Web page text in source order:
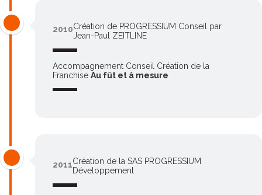
2010Création de PROGRESSIUM Conseil par
Jean-Paul ZEITLINE
Accompagnement Conseil Création de la
Franchise Au fût et à mesure
2011Création de la SAS PROGRESSIUM
Développement